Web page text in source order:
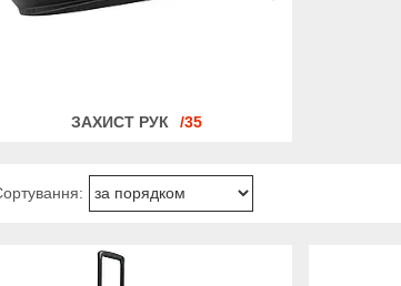
ЗАХИСТ РУК 35